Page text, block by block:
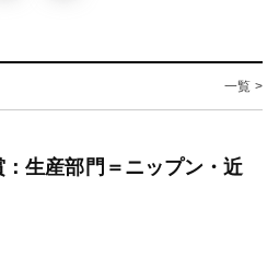
一覧 >
生産部門＝ニップン・近